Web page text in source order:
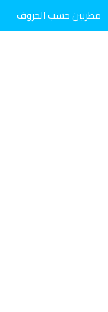
مطربين حسب الحروف